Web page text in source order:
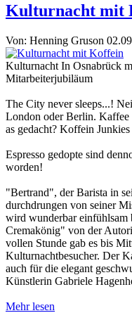
Kulturnacht mit
Von: Henning Gruson
Kulturnacht In Osnabrück
Mitarbeiterjubiläum
The City never sleeps...!
London oder Berlin. Kaffee
as gedacht? Koffein
Espresso gedopte sind
worden!
"Bertrand", der Barista in
durchdrungen von seiner
wird wunderbar einfühlsam
Cremakönig" von der
vollen Stunde gab es bis
Kulturnachtbesucher. Der
auch für die elegant
Künstlerin Gabriele
Mehr lesen